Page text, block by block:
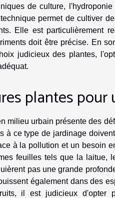
de culture,
permet de cultiver
Elle est particulièrement
doit être précise. En
judicieux des plantes,
plantes
milieu urbain présente des
à ce type de jardinage
à la pollution et un besoin
feuilles tels que la laitue,
pas une grande
également dans des
il est judicieux